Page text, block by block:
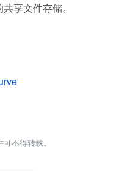
享文件存储。
不得转载。